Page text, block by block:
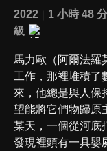
2022
1 小時 48
級
馬力歐（阿爾法羅
工作，那裡堆積了
來，他總是與人保
望能將它們物歸原
某天，一個從河底
發現裡頭有一具嬰